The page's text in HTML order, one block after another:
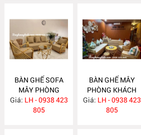
BÀN GHẾ SOFA
MÂY PHÒNG
KHÁCH MA689
Giá: LH - 0938 423
805
BÀN GHẾ MÂY
PHÒNG KHÁCH
MA688
Giá: LH - 0938 423
805